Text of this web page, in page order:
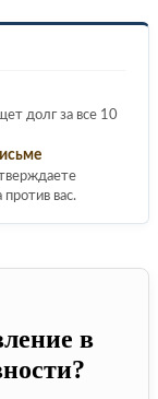
долг за все 10
вас.
в